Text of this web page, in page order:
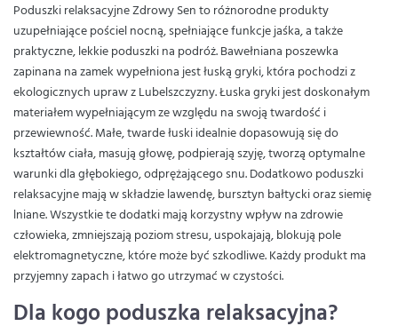
Poduszki relaksacyjne Zdrowy Sen to różnorodne produkty
uzupełniające pościel nocną, spełniające funkcje jaśka, a także
praktyczne, lekkie poduszki na podróż. Bawełniana poszewka
zapinana na zamek wypełniona jest łuską gryki, która pochodzi z
ekologicznych upraw z Lubelszczyzny. Łuska gryki jest doskonałym
materiałem wypełniającym ze względu na swoją twardość i
przewiewność. Małe, twarde łuski idealnie dopasowują się do
kształtów ciała, masują głowę, podpierają szyję, tworzą optymalne
warunki dla głębokiego, odprężającego snu. Dodatkowo poduszki
relaksacyjne mają w składzie lawendę, bursztyn bałtycki oraz siemię
lniane. Wszystkie te dodatki mają korzystny wpływ na zdrowie
człowieka, zmniejszają poziom stresu, uspokajają, blokują pole
elektromagnetyczne, które może być szkodliwe. Każdy produkt ma
przyjemny zapach i łatwo go utrzymać w czystości.
Dla kogo poduszka relaksacyjna?